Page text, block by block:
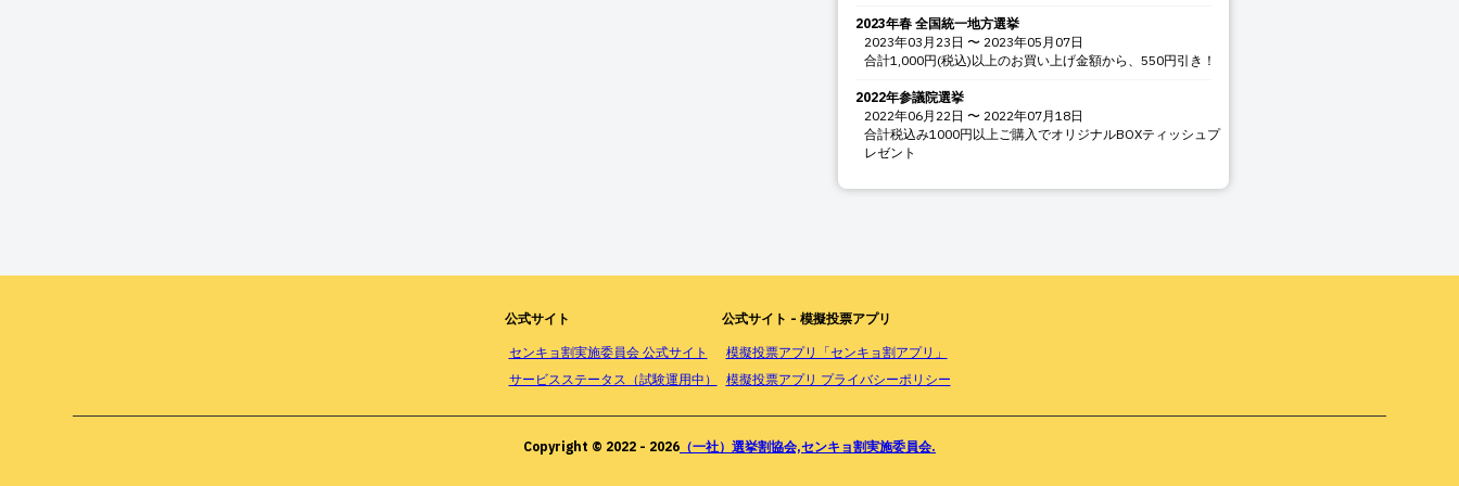
2023年春 全国統一地方選挙
2023年03月23日 〜 2023年05月07日
合計1,000円(税込)以上のお買い上げ金額から、550円引き！
2022年参議院選挙
2022年06月22日 〜 2022年07月18日
合計税込み1000円以上ご購入でオリジナルBOXティッシュプ
レゼント
公式サイト
センキョ割実施委員会 公式サイト
サービスステータス（試験運用中）
公式サイト - 模擬投票アプリ
模擬投票アプリ「センキョ割アプリ」
模擬投票アプリ プライバシーポリシー
Copyright © 2022 - 2026 （一社）選挙割協会,センキョ割実施委員会.